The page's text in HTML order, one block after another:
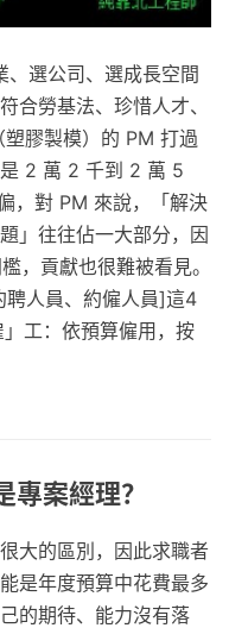
、選公司、選成長空間
合勞基法、珍惜人才、
膠製模）的 PM 打過
2 萬 2 千到 2 萬 5
，對 PM 來說，「解決
」往往佔一大部分，因
，貢獻也很難被看見。
聘人員、約僱人員]這4
工：依預算僱用，按
案經理？
大的區別，因此求職者
是年度預算中花費最多
的期待、能力沒有落